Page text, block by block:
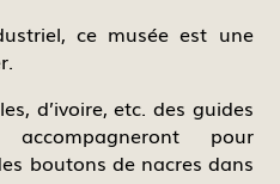
ce musée est une
d’ivoire, etc. des guides
accompagneront pour
boutons de nacres dans